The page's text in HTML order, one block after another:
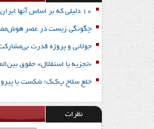
10 دلیلی که بر اساس آنها ایران پیروز جنگ با آمریکا/اسرائیل است!
چگونگی زیست در عصر
جولانی و پروژه قدرت
«تجزیه یا استقلال» حقوق
خلع سلاح پ‌ک‌ک؛ شکست یا
نظرات